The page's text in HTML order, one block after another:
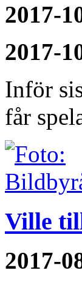
2017-
2017-
Inför
får
Ville
2017-